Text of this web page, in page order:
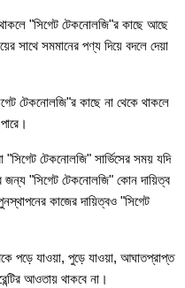
"সিগেট টেকনোলজি"র কাছে আছে
সাথে সমমানের পণ্য দিয়ে বদলে দেয়া
টেকনোলজি"র কাছে না থেকে থাকলে
টেকনোলজি" সার্ভিসের সময় যদি
জন্য "সিগেট টেকনোলজি" কোন দায়িত্ব
কাজের দায়িত্বও "সিগেট
পড়ে যাওয়া, পুড়ে যাওয়া, আঘাতপ্রাপ্ত
আওতায় থাকবে না।